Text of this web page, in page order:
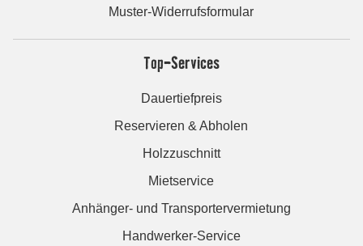
Muster-Widerrufsformular
Top-Services
Dauertiefpreis
Reservieren & Abholen
Holzzuschnitt
Mietservice
Anhänger- und Transportervermietung
Handwerker-Service